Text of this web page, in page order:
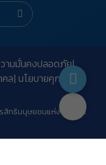
ามมั่นคงปลอดภัย
ล นโยบายคุกกี้
ทธิมนุษยชนแห่งชาติ. All